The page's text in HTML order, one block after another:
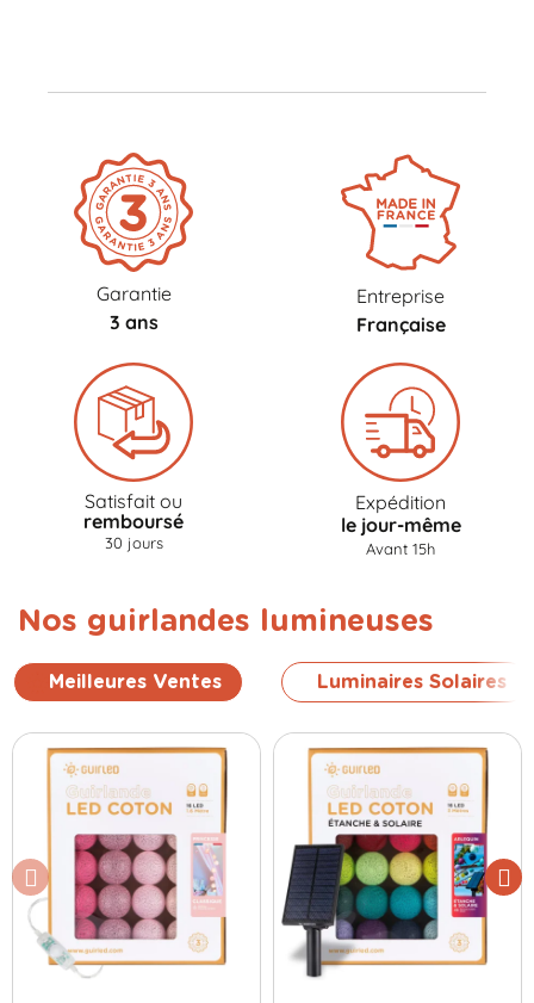
Garantie
3 ans
Entreprise
Française
Satisfait ou
remboursé
30 jours
Expédition
le jour-même
Avant 15h
Nos guirlandes lumineuses
Meilleures Ventes Luminaires Solaires